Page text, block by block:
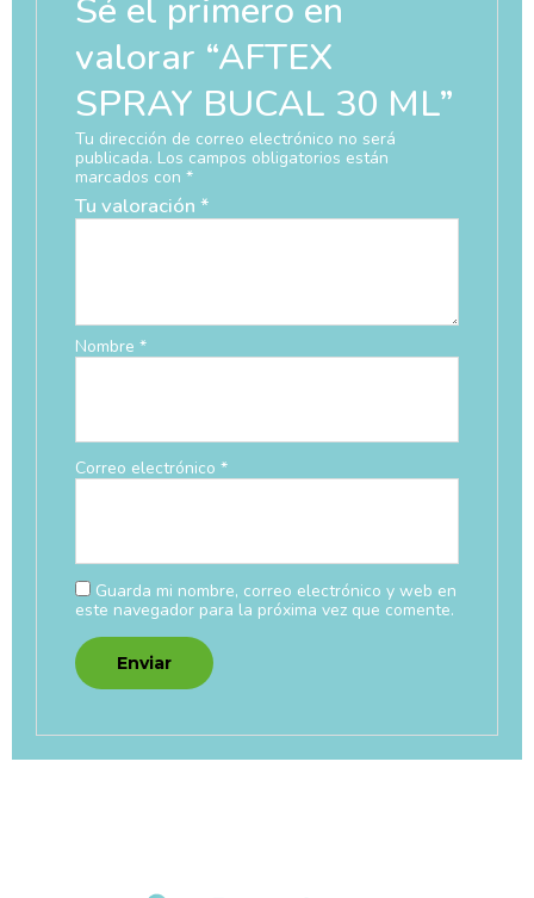
Sé el primero en
valorar “AFTEX
SPRAY BUCAL 30 ML”
Tu dirección de correo electrónico no será
publicada. Los campos obligatorios están
marcados con *
Tu valoración *
Nombre *
Correo electrónico *
Guarda mi nombre, correo electrónico y web en
este navegador para la próxima vez que comente.